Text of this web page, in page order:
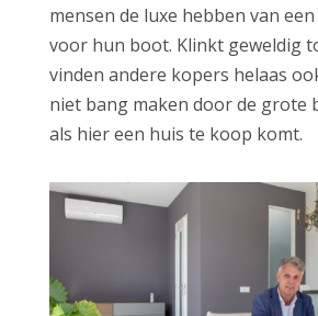
mensen de luxe hebben van
voor hun boot. Klinkt geweldig
vinden andere kopers helaas
niet bang maken door de grote
als hier een huis te koop komt.